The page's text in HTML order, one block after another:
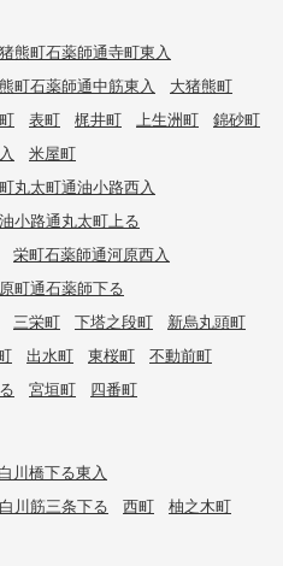
熊町石薬師通寺町東入
町石薬師通中筋東入
大猪熊町
表町 梶井町 上生洲町
錦砂町
米屋町
丸太町通油小路西入
小路通丸太町上る
栄町石薬師通河原西入
町通石薬師下る
三栄町 下塔之段町
新烏丸頭町
出水町 東桜町
不動前町
宮垣町 四番町
川橋下る東入
川筋三条下る 西町 柚之木町